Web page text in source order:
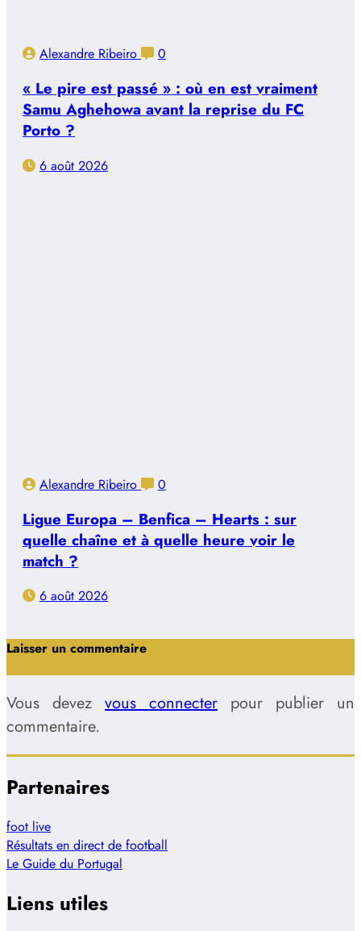
Alexandre Ribeiro 0
« Le pire est passé » : où en est vraiment
Samu Aghehowa avant la reprise du FC
Porto ?
6 août 2026
Alexandre Ribeiro 0
Ligue Europa – Benfica – Hearts : sur
quelle chaîne et à quelle heure voir le
match ?
6 août 2026
Laisser un commentaire
Vous devez vous connecter pour publier un
commentaire.
Partenaires
foot live
Résultats en direct de football
Le Guide du Portugal
Liens utiles